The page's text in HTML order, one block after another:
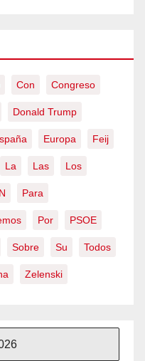
Con Congreso
Donald Trump
Europa Feij
La Las Los
Para
Por PSOE
Sobre Su Todos
Zelenski